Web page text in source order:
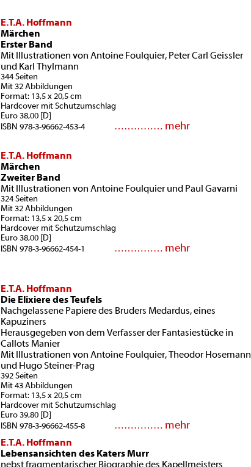
E.T.A. Hoffmann
Märchen
Erster Band
Mit Illustrationen von Antoine Foulquier, Peter Carl Geissler
und Karl Thylmann
344 Seiten
Mit 32 Abbildungen
Format: 13,5 x 20,5 cm
Hardcover mit Schutzumschlag
Euro 38,00 [D]
ISBN 978-3-96662-453-4…………… mehr
E.T.A. Hoffmann
Märchen
Zweiter Band
Mit Illustrationen von Antoine Foulquier und Paul Gavarni
324 Seiten
Mit 32 Abbildungen
Format: 13,5 x 20,5 cm
Hardcover mit Schutzumschlag
Euro 38,00 [D]
ISBN 978-3-96662-454-1
…………… mehr
E.T.A. Hoffmann
Die Elixiere des Teufels
Nachgelassene Papiere des Bruders Medardus, eines
Kapuziners
Herausgegeben von dem Verfasser der Fantasiestücke in
Callots Manier
Mit Illustrationen von Antoine Foulquier, Theodor Hosemann
und Hugo Steiner-Prag
392 Seiten
Mit 43 Abbildungen
Format: 13,5 x 20,5 cm
Hardcover mit Schutzumschlag
Euro 39,80 [D]
ISBN 978-3-96662-455-8 …………… mehr
E.T.A. Hoffmann
Lebensansichten des Katers Murr
nebst fragmentarischer Biographie des Kapellmeisters